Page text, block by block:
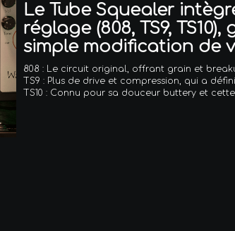
Le Tube Squealer
réglage (808, TS9,
simple modification de
808 : Le circuit original, offrant grain et
TS9 : Plus de drive et compression, qui a
TS10 : Connu pour sa douceur buttery et